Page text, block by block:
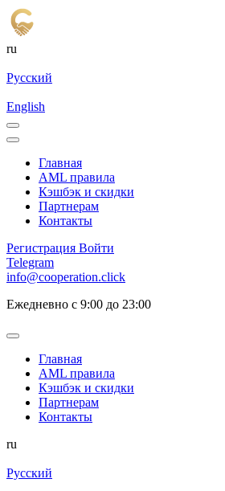
ru
Русский
English
Главная
AML правила
Кэшбэк и cкидки
Партнерам
Контакты
Регистрация Войти
Telegram
info@cooperation.click
Ежедневно с 9:00 до 23:00
Главная
AML правила
Кэшбэк и cкидки
Партнерам
Контакты
ru
Русский